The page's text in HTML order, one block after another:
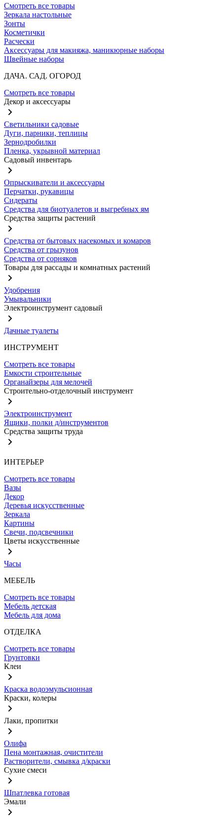
Смотреть все товары
Зеркала настольные
Зонты
Косметички
Расчески
Аксессуары для макияжа, маникюрные наборы
Швейные наборы
ДАЧА. САД. ОГОРОД
Смотреть все товары
Декор и аксессуары
Светильники садовые
Дуги, парники, теплицы
Зернодробилки
Пленка, укрывной материал
Садовый инвентарь
Опрыскиватели и аксессуары
Перчатки, рукавицы
Сидераты
Средства для биотуалетов и выгребных ям
Средства защиты растений
Средства от бытовых насекомых и комаров
Средства от грызунов
Средства от сорняков
Товары для рассады и комнатных растений
Удобрения
Умывальники
Электроинструмент садовый
Дачные туалеты
ИНСТРУМЕНТ
Смотреть все товары
Емкости строительные
Органайзеры для мелочей
Строительно-отделочный инструмент
Электроинструмент
Ящики, полки д/инструментов
Средства защиты труда
ИНТЕРЬЕР
Смотреть все товары
Вазы
Декор
Деревья искусственные
Зеркала
Картины
Свечи, подсвечники
Цветы искусственные
Часы
МЕБЕЛЬ
Смотреть все товары
Мебель детская
Мебель для дома
ОТДЕЛКА
Смотреть все товары
Грунтовки
Клеи
Краска водоэмульсионная
Краски, колеры
Лаки, пропитки
Олифа
Пена монтажная, очистители
Растворители, смывка д/краски
Сухие смеси
Шпатлевка готовая
Эмали